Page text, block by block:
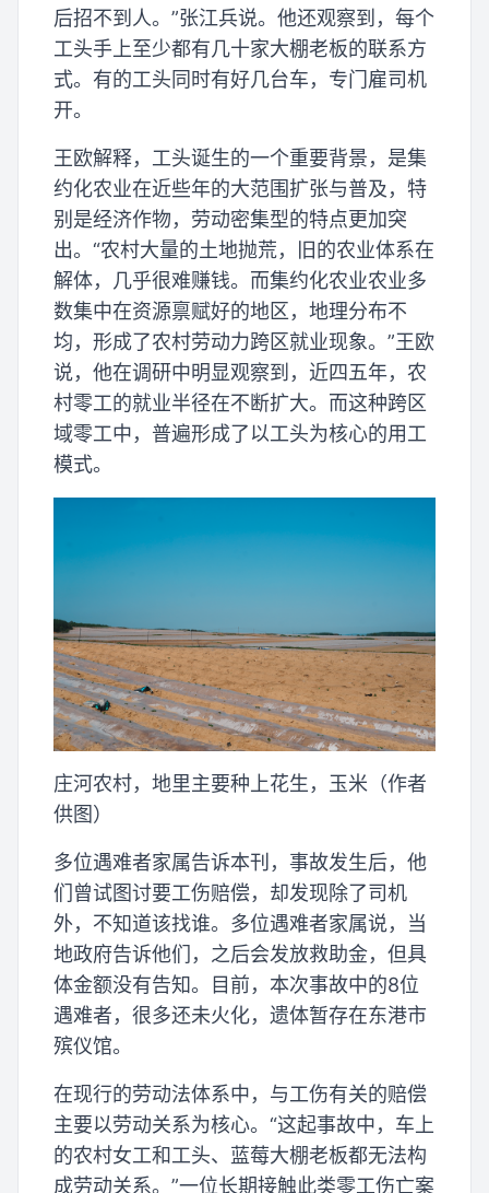
后招不到人。”张江兵说。他还观察到，每个
工头手上至少都有几十家大棚老板的联系方
式。有的工头同时有好几台车，专门雇司机
开。
王欧解释，工头诞生的一个重要背景，是集
约化农业在近些年的大范围扩张与普及，特
别是经济作物，劳动密集型的特点更加突
出。“农村大量的土地抛荒，旧的农业体系在
解体，几乎很难赚钱。而集约化农业农业多
数集中在资源禀赋好的地区，地理分布不
均，形成了农村劳动力跨区就业现象。”王欧
说，他在调研中明显观察到，近四五年，农
村零工的就业半径在不断扩大。而这种跨区
域零工中，普遍形成了以工头为核心的用工
模式。
庄河农村，地里主要种上花生，玉米（作者
供图）
多位遇难者家属告诉本刊，事故发生后，他
们曾试图讨要工伤赔偿，却发现除了司机
外，不知道该找谁。多位遇难者家属说，当
地政府告诉他们，之后会发放救助金，但具
体金额没有告知。目前，本次事故中的8位
遇难者，很多还未火化，遗体暂存在东港市
殡仪馆。
在现行的劳动法体系中，与工伤有关的赔偿
主要以劳动关系为核心。“这起事故中，车上
的农村女工和工头、蓝莓大棚老板都无法构
成劳动关系。”一位长期接触此类零工伤亡案